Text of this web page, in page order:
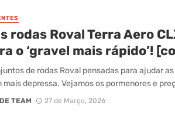
rodas Roval Terra Aero
o ‘gravel mais rápido’!
de rodas Roval pensadas para ajudar
mais depressa. Vejamos os pormenores e
TEAM 27 de Março, 2026